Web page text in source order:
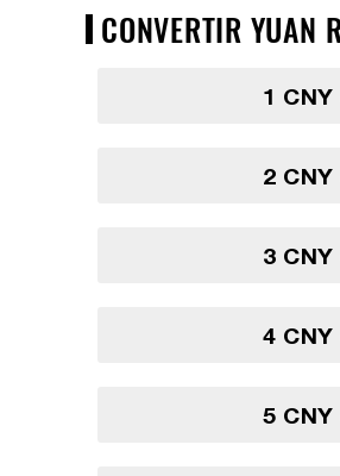
CONVERTIR YUAN
1 CNY
2 CNY
3 CNY
4 CNY
5 CNY